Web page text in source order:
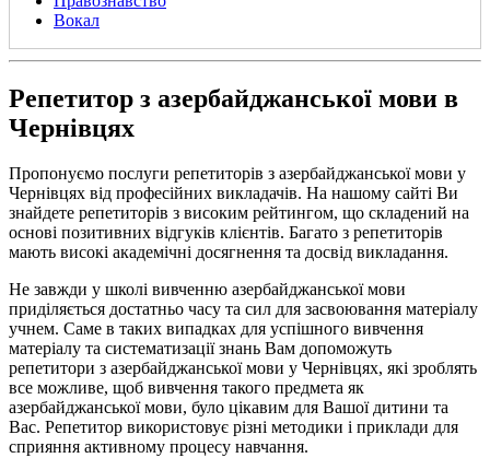
Вокал
Репетитор з азербайджанської мови в
Чернівцях
Пропонуємо послуги репетиторів з азербайджанської мови у
Чернівцях від професійних викладачів. На нашому сайті Ви
знайдете репетиторів з високим рейтингом, що складений на
основі позитивних відгуків клієнтів. Багато з репетиторів
мають високі академічні досягнення та досвід викладання.
Не завжди у школі вивченню азербайджанської мови
приділяється достатньо часу та сил для засвоювання матеріалу
учнем. Саме в таких випадках для успішного вивчення
матеріалу та систематизації знань Вам допоможуть
репетитори з азербайджанської мови у Чернівцях, які зроблять
все можливе, щоб вивчення такого предмета як
азербайджанської мови, було цікавим для Вашої дитини та
Вас. Репетитор використовує різні методики і приклади для
сприяння активному процесу навчання.